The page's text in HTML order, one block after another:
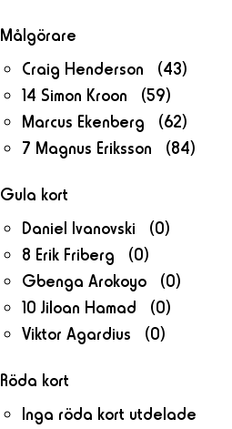
Målgörare
Craig Henderson (43)
14 Simon Kroon (59)
Marcus Ekenberg (62)
7 Magnus Eriksson (84)
Gula kort
Daniel Ivanovski (0)
8 Erik Friberg (0)
Gbenga Arokoyo (0)
10 Jiloan Hamad (0)
Viktor Agardius (0)
Röda kort
Inga röda kort utdelade